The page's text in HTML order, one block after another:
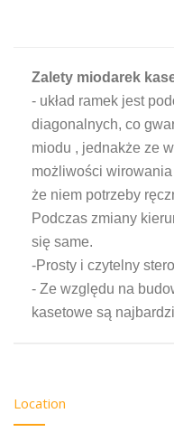
Zalety miodarek
- układ ramek jest
diagonalnych, co
miodu , jednakże ze
możliwości
że niem potrzeby
Podczas zmiany
się same.
-Prosty i czytelny
- Ze względu na
kasetowe są
Location